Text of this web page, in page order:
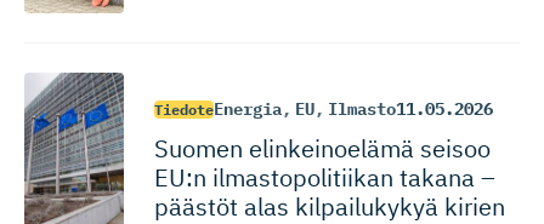
TiedoteEnergia, EU, Ilmasto11.05.2026
Suomen elinkeinoelämä seisoo
EU:n ilmastopo­li­tiikan takana –
päästöt alas kilpailukykyä kirien